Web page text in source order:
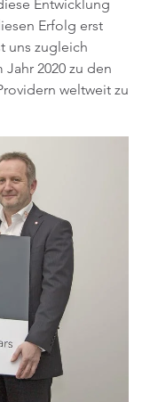
Entwicklung
Erfolg erst
uns zugleich
2020 zu den
weltweit zu